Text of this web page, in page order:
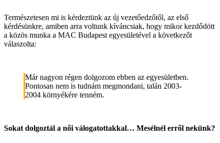
Természetesen mi is kérdeztünk az új vezetőedzőtől, az első
kérdésünkre, amiben arra voltunk kíváncsiak, hogy mikor kezdődött
a közös munka a MAC Budapest egyesületével a következőt
válaszolta:
Már nagyon régen dolgozom ebben az egyesületben.
Pontosan nem is tudnám megmondani, talán 2003-
2004 környékére tenném.
Sokat dolgoztál a női válogatottakkal… Mesélnél erről nekünk?